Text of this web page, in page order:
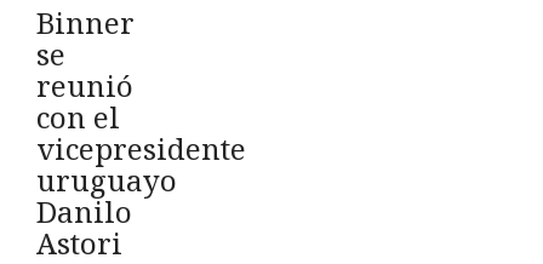
Binner
se
reunió
con el
vicepresidente
uruguayo
Danilo
Astori